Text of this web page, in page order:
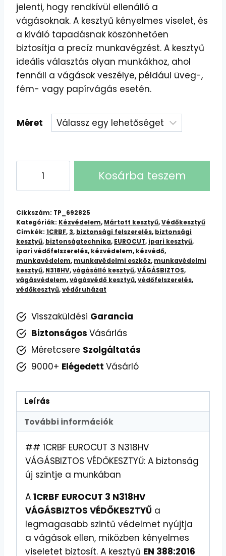
jelenti, hogy rendkívül ellenálló a
vágásoknak. A kesztyű kényelmes viselet, és
a kiváló tapadásnak köszönhetően
biztosítja a precíz munkavégzést. A kesztyű
ideális választás olyan munkákhoz, ahol
fennáll a vágások veszélye, például üveg-,
fém- vagy papírvágás esetén.
Méret
EUROCUT
3
N318HV
Vágásbiztos
Kesztyű
-
Védelem
a
Munkahelyen
Kosárba teszem
Cikkszám: TP_692825
Kategóriák: Kézvédelem, Mártott kesztyű,Védőkesztyű
Címkék: 1CRBF, 3, biztonsági felszerelés, biztonsági
kesztyű, biztonságtechnika, EUROCUT, ipari kesztyű,
ipari védőfelszerelés, kézvédelem, kézvédő,
munkavédelem, munkavédelmi eszköz, munkavédelmi
kesztyű, N318HV,vágásálló kesztyű,VÁGÁSBIZTOS,
vágásvédelem,vágásvédő kesztyű,védőfelszerelés,
védőkesztyű,védőruházat
Visszaküldési Garancia
Biztonságos Vásárlás
Méretcsere Szolgáltatás
9000+ Elégedett Vásárló
Leírás
További információk
## 1CRBF EUROCUT 3 N318HV
VÁGÁSBIZTOS VÉDŐKESZTYŰ: A biztonság
új szintje a munkában
A 1CRBF EUROCUT 3 N318HV
VÁGÁSBIZTOS VÉDŐKESZTYŰ a
legmagasabb szintű védelmet nyújtja
a vágások ellen, miközben kényelmes
viseletet biztosít. A kesztyű EN 388:2016